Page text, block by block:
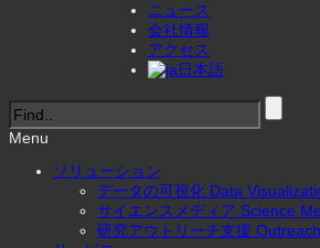
ニュース
会社情報
アクセス
日本語
Menu
ソリューション
データの可視化 Data
サイエンスメディア Science
研究アウトリーチ支援